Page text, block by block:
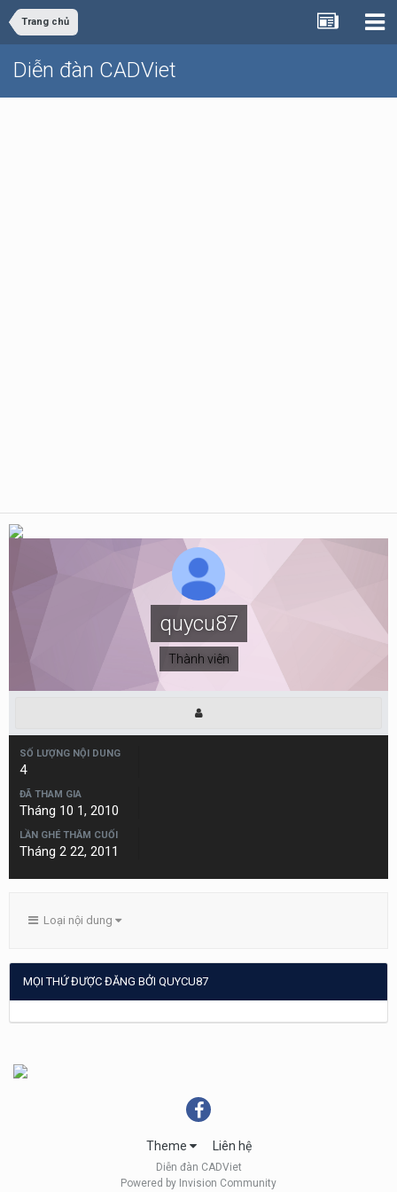
Trang chủ
Diễn đàn CADViet
quycu87
Thành viên
SỐ LƯỢNG NỘI DUNG
4
ĐÃ THAM GIA
Tháng 10 1, 2010
LẦN GHÉ THĂM CUỐI
Tháng 2 22, 2011
Loại nội dung
MỌI THỨ ĐƯỢC ĐĂNG BỞI QUYCU87
Theme Liên hệ
Diễn đàn CADViet
Powered by Invision Community